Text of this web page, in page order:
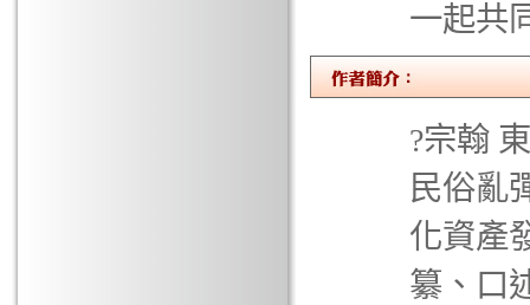
一起共
?宗翰
民俗亂
化資產
纂、口